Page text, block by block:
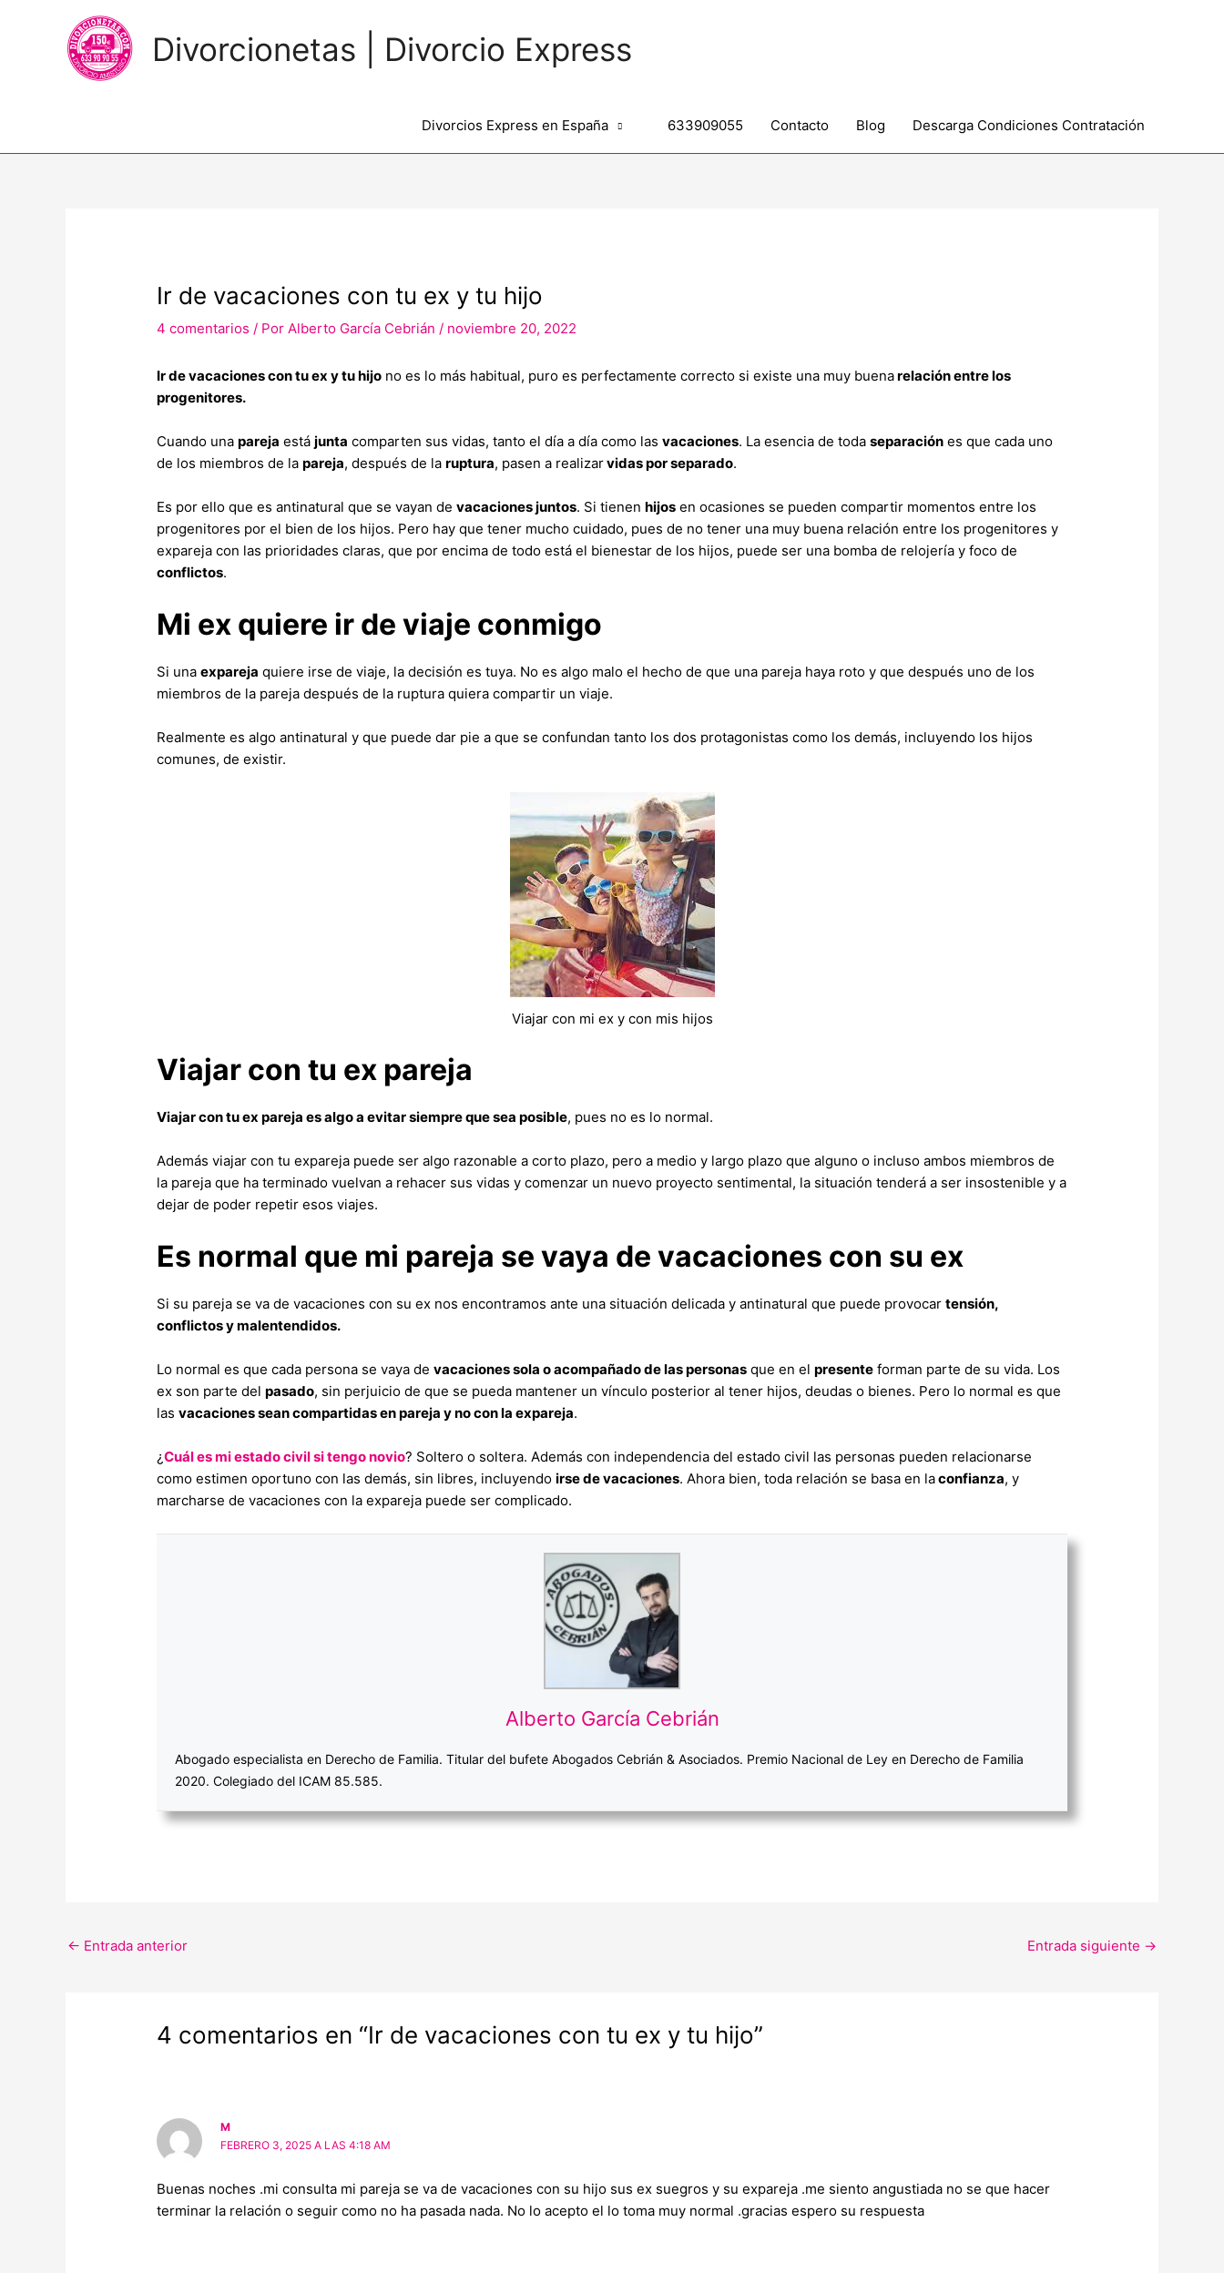
Divorcionetas | Divorcio Express
Divorcios Express en España 633909055 Contacto Blog Descarga Condiciones Contratación
Ir de vacaciones con tu ex y tu hijo
4 comentarios / PorAlberto García Cebrián/ noviembre 20, 2022
Ir de vacaciones con tu ex y tu hijo no es lo más habitual, puro es perfectamente correcto si existe una muy buenarelación entre los
progenitores.
Cuando unapareja estájunta comparten sus vidas, tanto el día a día como lasvacaciones. La esencia de todaseparación es que cada uno
de los miembros de lapareja, después de laruptura, pasen a realizarvidas por separado.
Es por ello que es antinatural que se vayan devacaciones juntos. Si tienenhijos en ocasiones se pueden compartir momentos entre los
progenitores por el bien de los hijos. Pero hay que tener mucho cuidado, pues de no tener una muy buena relación entre los progenitores y
expareja con las prioridades claras, que por encima de todo está el bienestar de los hijos, puede ser una bomba de relojería y foco de
conflictos.
Mi ex quiere ir de viaje conmigo
Si unaexpareja quiere irse de viaje, la decisión es tuya. No es algo malo el hecho de que una pareja haya roto y que después uno de los
miembros de la pareja después de la ruptura quiera compartir un viaje.
Realmente es algo antinatural y que puede dar pie a que se confundan tanto los dos protagonistas como los demás, incluyendo los hijos
comunes, de existir.
Viajar con mi ex y con mis hijos
Viajar con tu ex pareja
Viajar con tu ex pareja es algo a evitar siempre que sea posible, pues no es lo normal.
Además viajar con tu expareja puede ser algo razonable a corto plazo, pero a medio y largo plazo que alguno o incluso ambos miembros de
la pareja que ha terminado vuelvan a rehacer sus vidas y comenzar un nuevo proyecto sentimental, la situación tenderá a ser insostenible y a
dejar de poder repetir esos viajes.
Es normal que mi pareja se vaya de vacaciones con su ex
Si su pareja se va de vacaciones con su ex nos encontramos ante una situación delicada y antinatural que puede provocartensión,
conflictos y malentendidos.
Lo normal es que cada persona se vaya devacaciones sola o acompañado de las personas que en elpresente forman parte de su vida. Los
ex son parte delpasado, sin perjuicio de que se pueda mantener un vínculo posterior al tener hijos, deudas o bienes. Pero lo normal es que
lasvacaciones sean compartidas en pareja y no con la expareja.
¿Cuál es mi estado civil si tengo novio? Soltero o soltera. Además con independencia del estado civil las personas pueden relacionarse
como estimen oportuno con las demás, sin libres, incluyendoirse de vacaciones. Ahora bien, toda relación se basa en laconfianza, y
marcharse de vacaciones con la expareja puede ser complicado.
Alberto García Cebrián
Abogado especialista en Derecho de Familia. Titular del bufete Abogados Cebrián & Asociados. Premio Nacional de Ley en Derecho de Familia
2020. Colegiado del ICAM 85.585.
← Entrada anterior Entrada siguiente →
4 comentarios en “Ir de vacaciones con tu ex y tu hijo”
M
FEBRERO 3, 2025 A LAS 4:18 AM
Buenas noches .mi consulta mi pareja se va de vacaciones con su hijo sus ex suegros y su expareja .me siento angustiada no se que hacer
terminar la relación o seguir como no ha pasada nada. No lo acepto el lo toma muy normal .gracias espero su respuesta